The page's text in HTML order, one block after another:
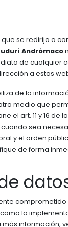
se redirija a
Andrómaco
de cualquier
a estas
de la
medio que
el art. 11 y 16
sea
y el orden
de forma
la
información,